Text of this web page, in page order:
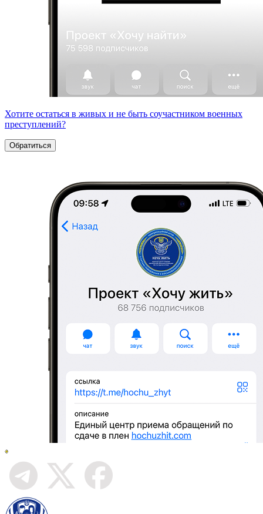
Хотите остаться в живых и не быть соучастником военных
преступлений?
Обратиться